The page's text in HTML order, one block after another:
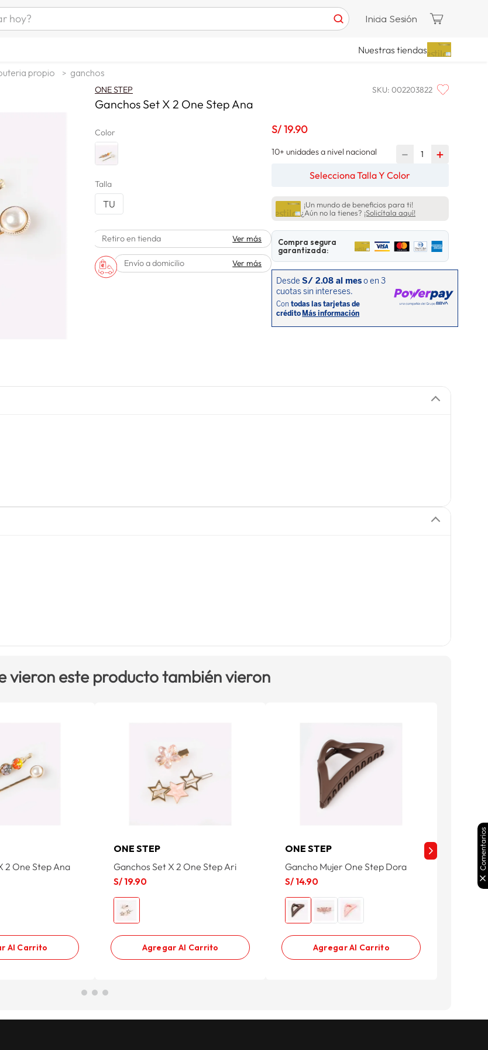
Inicia Sesión
Nuestras tiendas
propio ganchos
ONE STEP SKU: 002203822
Ganchos Set X 2 One Step Ana
Color
Talla
TU
Retiro en tienda Ver más
Envío a domicilio Ver más
S/19.90
10+ unidades a nivel nacional ＋
－
Selecciona Talla Y Color
¡Un mundo de beneficios para ti!
¿Aún no la tienes? ¡Solicítala aquí!
Compra segura
garantizada:
vieron este producto también vieron
2 One Step Ana
Al Carrito
ONE STEP
Ganchos Set X 2 One Step Ari
S/ 19.90
Agregar Al Carrito
ONE STEP
Gancho Mujer One Step Dora
S/ 14.90
Agregar Al Carrito
ONEComentarios